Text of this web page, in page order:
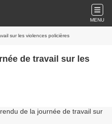
MENU
sur les violences policières
de travail sur les